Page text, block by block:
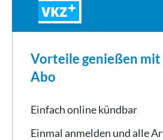
VKZ
Vorteile genießen mit
Abo
Einfach online kündbar
Einmal anmelden und alle